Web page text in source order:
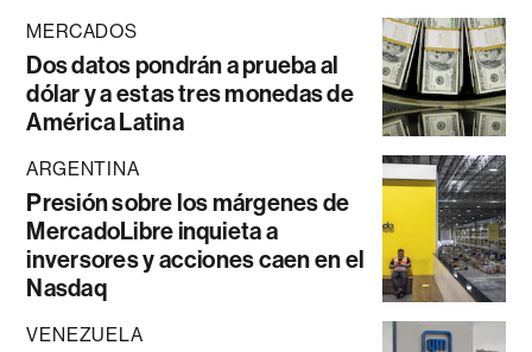
MERCADOS
Dos datos pondrán a prueba al
dólar y a estas tres monedas de
América Latina
ARGENTINA
Presión sobre los márgenes de
MercadoLibre inquieta a
inversores y acciones caen en el
Nasdaq
VENEZUELA